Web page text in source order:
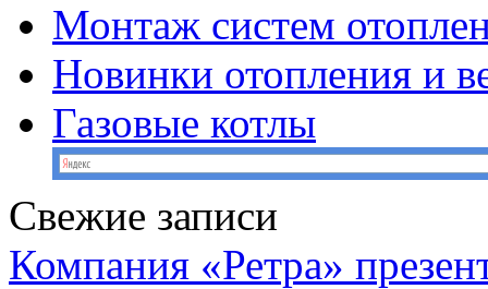
Монтаж систем
Новинки отопления и
Газовые котлы
Свежие записи
Компания «Ретра»